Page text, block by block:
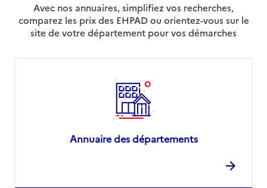
Avec nos annuaires, simplifiez vos recherches,
comparez les prix des EHPAD ou orientez-vous sur le
site de votre département pour vos démarches
Annuaire des départements